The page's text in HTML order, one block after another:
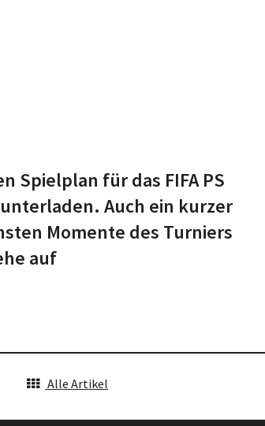
Spielplan für das FIFA PS
Auch ein kurzer
Momente des Turniers
auf
Alle Artikel